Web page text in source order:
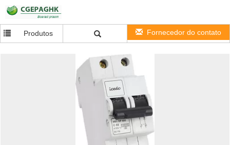
Produtos Fornecedor do contato